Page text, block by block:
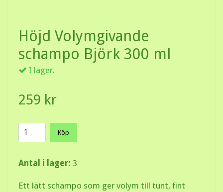
Höjd Volymgivande
schampo Björk 300 ml
I lager.
259 kr
Köp
Antal i lager: 3
Ett lätt schampo som ger volym till tunt, fint